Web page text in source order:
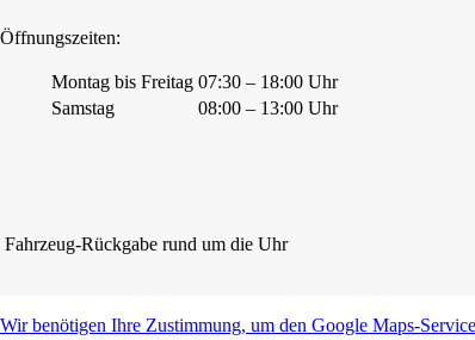
Öffnungszeiten:
Montag bis Freitag 07:30 – 18:00 Uhr
Samstag
08:00 – 13:00 Uhr
Fahrzeug-Rückgabe rund um die Uhr
Wir benötigen Ihre Zustimmung, um den Google Maps-